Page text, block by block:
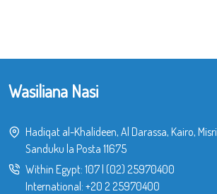
Wasiliana Nasi
Hadiqat al-Khalideen, Al Darassa, Kairo, Misri.
Sanduku la Posta 11675
Within Egypt: 107| (02) 25970400
International: +20 2 25970400